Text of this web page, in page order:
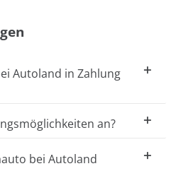
Autoland in Zahlung
an?
bei Autoland